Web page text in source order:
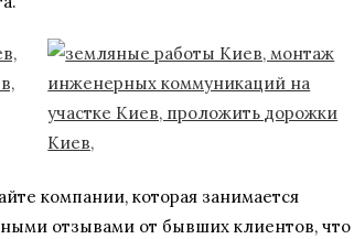
компании, которая занимается
отзывами от бывших клиентов, что